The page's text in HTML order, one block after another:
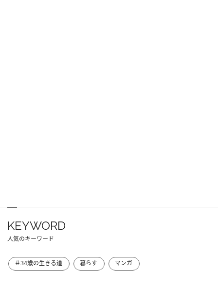
KEYWORD
人気のキーワード
＃34歳の生きる道 暮らす マンガ